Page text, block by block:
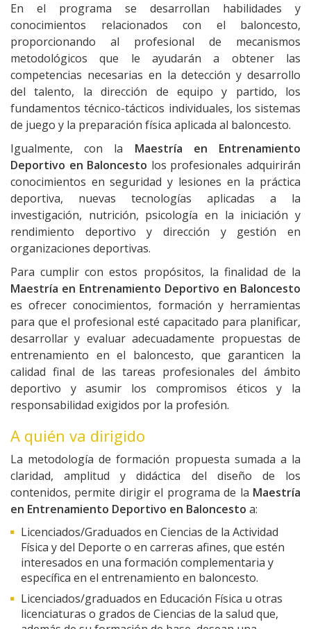
En el programa se desarrollan habilidades y
conocimientos relacionados con el baloncesto,
proporcionando al profesional de mecanismos
metodológicos que le ayudarán a obtener las
competencias necesarias en la detección y desarrollo
del talento, la dirección de equipo y partido, los
fundamentos técnico-tácticos individuales, los sistemas
de juego y la preparación física aplicada al baloncesto.
Igualmente, con la Maestría en Entrenamiento
Deportivo en Baloncesto los profesionales adquirirán
conocimientos en seguridad y lesiones en la práctica
deportiva, nuevas tecnologías aplicadas a la
investigación, nutrición, psicología en la iniciación y
rendimiento deportivo y dirección y gestión en
organizaciones deportivas.
Para cumplir con estos propósitos, la finalidad de la
Maestría en Entrenamiento Deportivo en Baloncesto
es ofrecer conocimientos, formación y herramientas
para que el profesional esté capacitado para planificar,
desarrollar y evaluar adecuadamente propuestas de
entrenamiento en el baloncesto, que garanticen la
calidad final de las tareas profesionales del ámbito
deportivo y asumir los compromisos éticos y la
responsabilidad exigidos por la profesión.
A quién va dirigido
La metodología de formación propuesta sumada a la
claridad, amplitud y didáctica del diseño de los
contenidos, permite dirigir el programa de la Maestría
en Entrenamiento Deportivo en Baloncesto a:
Licenciados/Graduados en Ciencias de la Actividad
Física y del Deporte o en carreras afines, que estén
interesados en una formación complementaria y
específica en el entrenamiento en baloncesto.
Licenciados/graduados en Educación Física u otras
licenciaturas o grados de Ciencias de la salud que,